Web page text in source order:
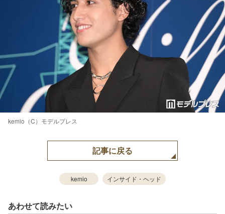
kemio（C）モデルプレス
記事に戻る
kemio インサイド・ヘッド
あわせて読みたい